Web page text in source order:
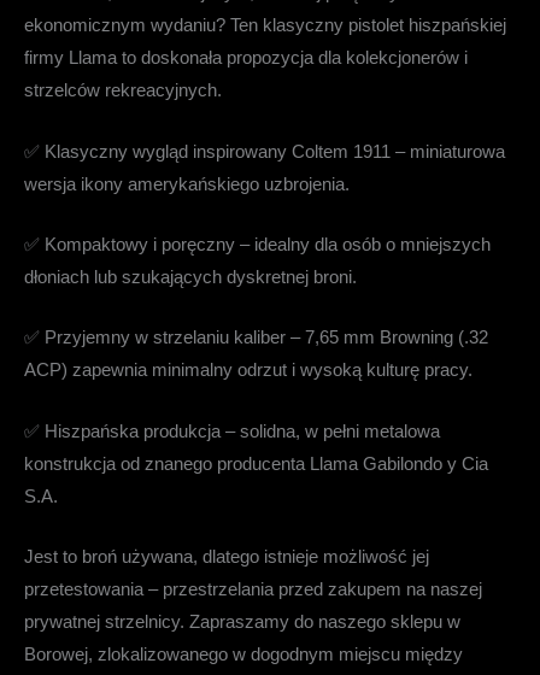
ekonomicznym wydaniu? Ten klasyczny pistolet hiszpańskiej
firmy Llama to doskonała propozycja dla kolekcjonerów i
strzelców rekreacyjnych.
✅ Klasyczny wygląd inspirowany Coltem 1911 – miniaturowa
wersja ikony amerykańskiego uzbrojenia.
✅ Kompaktowy i poręczny – idealny dla osób o mniejszych
dłoniach lub szukających dyskretnej broni.
✅ Przyjemny w strzelaniu kaliber – 7,65 mm Browning (.32
ACP) zapewnia minimalny odrzut i wysoką kulturę pracy.
✅ Hiszpańska produkcja – solidna, w pełni metalowa
konstrukcja od znanego producenta Llama Gabilondo y Cia
S.A.
Jest to broń używana, dlatego istnieje możliwość jej
przetestowania – przestrzelania przed zakupem na naszej
prywatnej strzelnicy. Zapraszamy do naszego sklepu w
Borowej, zlokalizowanego w dogodnym miejscu między